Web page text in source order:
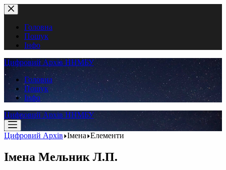
Перейти
до
вмістуГоловна
Пошук
Інфо
Цифровий Архів ННМБУ
Головна
Пошук
Інфо
Цифровий Архів ННМБУ
Цифровий Архів Імена Елементи
Імена Мельник Л.П.